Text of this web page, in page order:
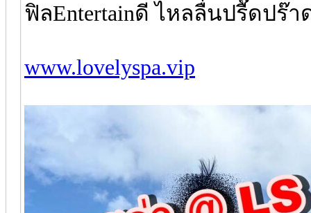
ฟิลEntertainดี ไหลลื่นปรื๊ดปร๊
www.lovelyspa.vip